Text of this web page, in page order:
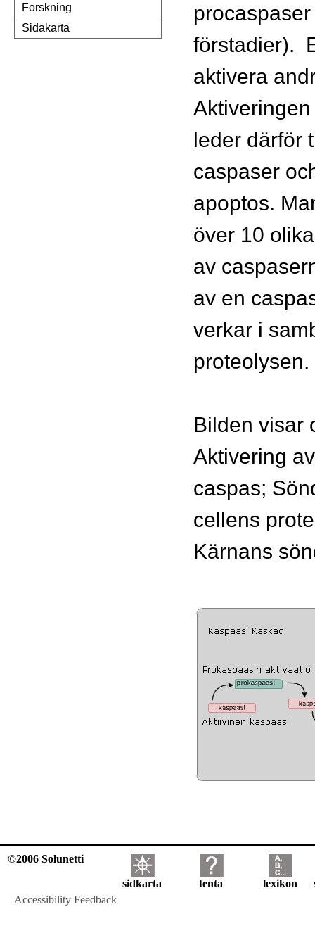
Forskning
Sidakarta
förstadier).
aktivera
leder därför
caspaser
apoptos.
över 10
av
av en
verkar i
proteolysen.
Bilden visar
Aktivering
caspas;
cellens
Kärnans
©2006 Solunetti
sidkarta tenta lexikon
Accessibility Feedback